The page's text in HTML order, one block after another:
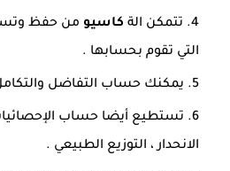
تتمكن الة كاسيو من حفظ
التي تقوم بحسابها .
يمكنك حساب التفاضل
تستطيع أيضا حساب
الانحدار ، التوزيع الطبيعي .